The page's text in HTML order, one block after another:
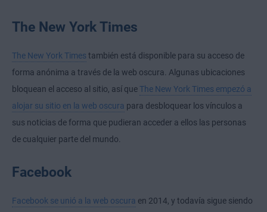
The New York Times
The New York Times también está disponible para su acceso de
forma anónima a través de la web oscura. Algunas ubicaciones
bloquean el acceso al sitio, así queThe New York Times empezó a
alojar su sitio en la web oscura para desbloquear los vínculos a
sus noticias de forma que pudieran acceder a ellos las personas
de cualquier parte del mundo.
Facebook
Facebook se unió a la web oscura en 2014, y todavía sigue siendo